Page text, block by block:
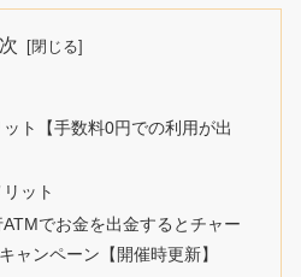
ト【手数料0円での利用が出
ット
でお金を出金するとチャー
ャンペーン【開催時更新】